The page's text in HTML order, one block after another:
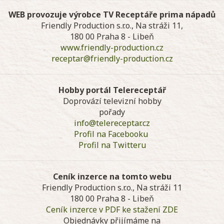
vytváří v
podkrovních ...
jubileum. V
rámci osla ...
Ptáček, topení,
voda, plyn,
koupelny,
prodejce
ponorných
čerpadel
značky NORIA.
Soutěžní otázka
zní: Z jakého
vyrobena ...
SANUK spa,
centrum
thajských a
indonéských
Poděbradech .
Soutěžní otázka
městem
královstv ...
WEB provozuje výrobce TV Receptáře prima nápadů
Friendly Production s.r.o., Na stráži 11,
180 00 Praha 8 - Libeň
www.friendly-production.cz
receptar@friendly-production.cz
Hobby portál Telereceptář
Doprovází televizní hobby
pořady
info@telereceptar.cz
Profil na Facebooku
Profil na Twitteru
Ceník inzerce na tomto webu
Friendly Production s.r.o., Na stráži 11
180 00 Praha 8 - Libeň
Ceník inzerce v PDF ke stažení ZDE
Objednávky přijímáme na